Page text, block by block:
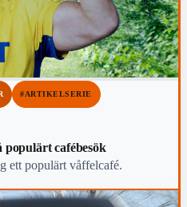
#ARTIKELSERIE
cafébesök
ett populärt våffelcafé.